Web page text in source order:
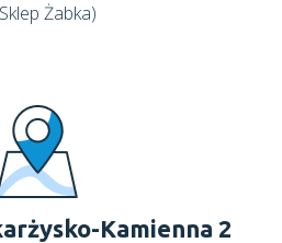
Żabka)
Kamienna 2